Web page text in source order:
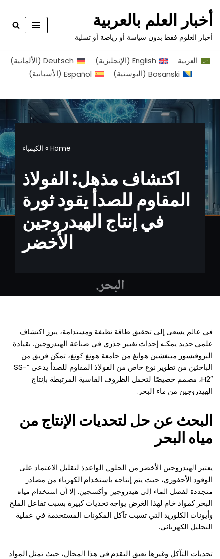
تخطى
إلى
أخبار العلم بالعربية
أخبار العلوم فقط بدون سياسة أو رياضة أو تسلية
العربية English
(الإنجليزية)
Deutsch
(الألمانية)
Bosanski
(البوسنية)
Español
(الأسبانية)
Home
» الكيمياء
اكتشاف مذهل: الفولاذ
المقاوم للصدأ يقود ثورة
في إنتاج الهيدروجين
الأخضر
في عالم يسعى إلى تحقيق طاقة نظيفة ومستدامة، يبرز اكتشاف
علمي جديد يمكنه إحداث تغيير جذري في صناعة الهيدروجين. بقيادة
البروفيسور مينغشين هوانغ من جامعة هونغ كونغ، تمكن فريق من
الباحثين من تطوير نوع خاص من الفولاذ المقاوم للصدأ يدعى “SS-
H2″، مصمم خصيصًا لتحمل الظروف القاسية المرتبطة بإنتاج
الهيدروجين من ماء البحر.
البحث عن حل لتحديات الإنتاج من
مياه البحر
يعتبر الهيدروجين الأخضر من الحلول الواعدة لتقليل الاعتماد على
الوقود الأحفوري، حيث يتم إنتاجه باستخدام الكهرباء من مصادر
متجددة لفصل الماء إلى هيدروجين وأكسجين. إلا أن استخدام مياه
البحر كمواد خام لهذا الغرض يواجه تحديات كبيرة بسبب تفاعل الملح
وأيونات الكلوريد التي تسبب تآكل المكونات المستخدمة في عملية
التحليل الكهربائي.
تحديات التآكل وغيرها تعيق التقدم في هذا المجال، حيث تمثل المواد